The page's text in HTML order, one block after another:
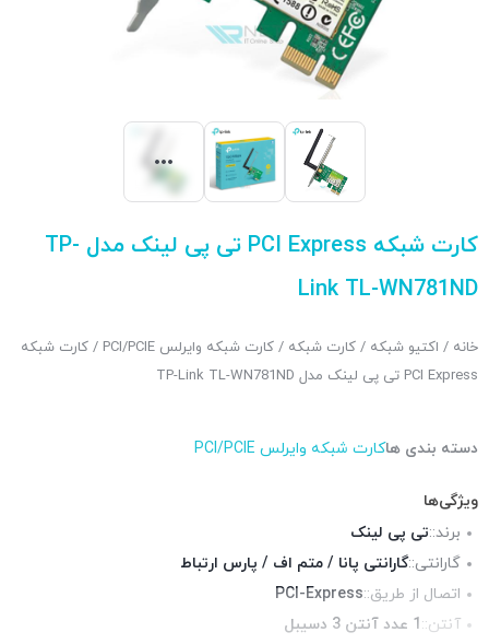
کارت شبکه PCI Express تی پی لینک مدل TP-
Link TL-WN781ND
خانه / اکتیو شبکه / کارت شبکه / کارت شبکه وایرلس PCI/PCIE
/ کارت شبکه
PCI Express تی پی لینک مدل TP-Link TL-WN781ND
دسته بندی هاکارت شبکه وایرلس PCI/PCIE
ویژگی‌ها
برند::تی پی لینک
گارانتی::گارانتی پانا / متم اف / پارس ارتباط
اتصال از طریق::PCI-Express
آنتن::1 عدد آنتن 3 دسیبل